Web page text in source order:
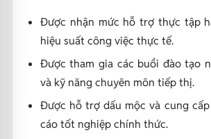
Được nhận mức hỗ trợ thực tập
hiệu suất công việc thực tế.
Được tham gia các buổi đào tạo
và kỹ năng chuyên môn tiếp thị.
Được hỗ trợ dấu mộc và cung
cáo tốt nghiệp chính thức.